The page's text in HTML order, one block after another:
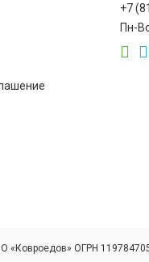
+7
Пн-
«Ковроедов» ОГРН